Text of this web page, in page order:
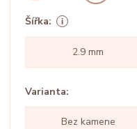
Šířka:
2.9 mm
Varianta:
Bez kamene